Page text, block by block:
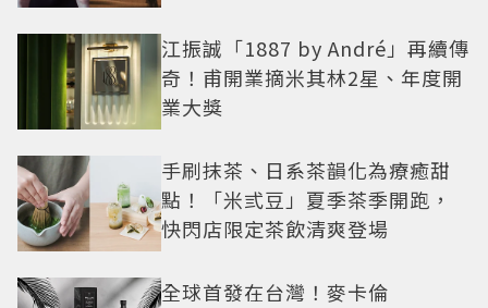
江振誠「1887 by André」再續傳
奇！甫開業摘米其林2星、年度開
業大獎
手刷抹茶、日系茶韻化為療癒甜
點！「米弎豆」夏季茶季開跑，
快閃店限定茶飲清爽登場
全球首發在台灣！麥卡倫